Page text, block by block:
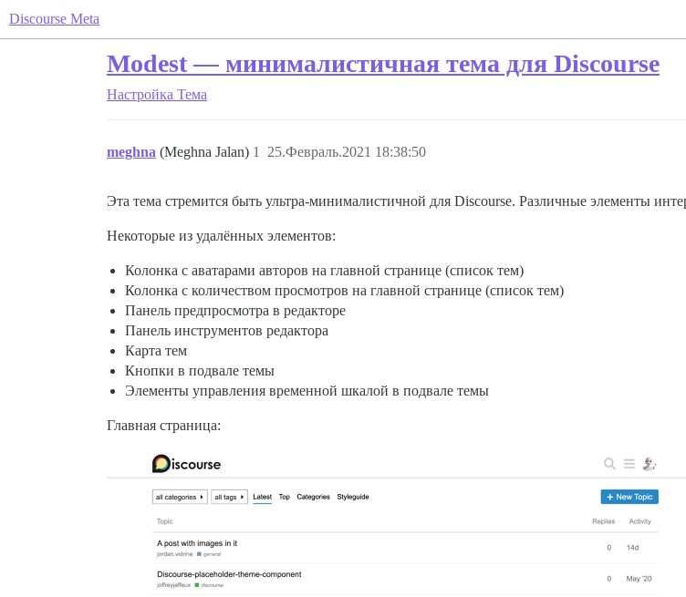
Discourse Meta
Modest — минималистичная тема для Discourse
Настройка Тема
meghna (Meghna Jalan) 25.Февраль.2021 18:38:50
1
Эта тема стремится быть ультра-минималистичной для Discourse. Различные элементы
Некоторые из удалённых элементов:
Колонка с аватарами авторов на главной странице (список тем)
Колонка с количеством просмотров на главной странице (список тем)
Панель предпросмотра в редакторе
Панель инструментов редактора
Карта тем
Кнопки в подвале темы
Элементы управления временной шкалой в подвале темы
Главная страница: